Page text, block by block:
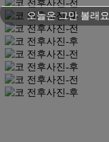
오늘은 그만 볼래요